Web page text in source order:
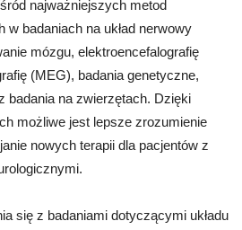
najważniejszych metod
badaniach na układ nerwowy
mózgu, elektroencefalografię
(MEG), badania genetyczne,
badania na zwierzętach. Dzięki
możliwe jest lepsze zrozumienie
nowych terapii dla pacjentów z
się z badaniami dotyczącymi układu